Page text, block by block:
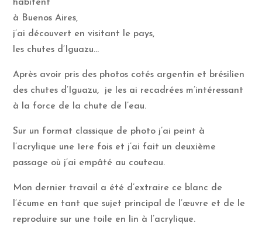
habitent
à Buenos Aires,
j’ai découvert en visitant le pays,
les chutes d’Iguazu…
Après avoir pris des photos cotés argentin et brésilien
des chutes d’Iguazu, je les ai recadrées m’intéressant
à la force de la chute de l’eau.
Sur un format classique de photo j’ai peint à
l’acrylique une 1ere fois et j’ai fait un deuxième
passage où j’ai empâté au couteau.
Mon dernier travail a été d’extraire ce blanc de
l’écume en tant que sujet principal de l’œuvre et de le
reproduire sur une toile en lin à l’acrylique.